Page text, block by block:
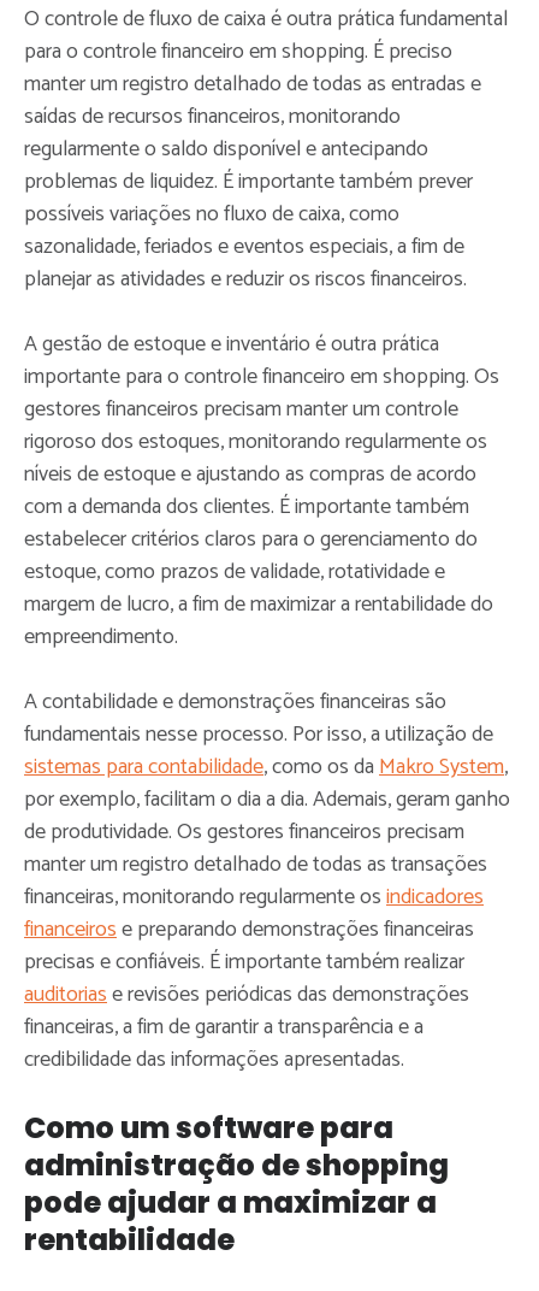
O controle de fluxo de caixa é outra prática fundamental
para o controle financeiro em shopping. É preciso
manter um registro detalhado de todas as entradas e
saídas de recursos financeiros, monitorando
regularmente o saldo disponível e antecipando
problemas de liquidez. É importante também prever
possíveis variações no fluxo de caixa, como
sazonalidade, feriados e eventos especiais, a fim de
planejar as atividades e reduzir os riscos financeiros.
A gestão de estoque e inventário é outra prática
importante para o controle financeiro em shopping. Os
gestores financeiros precisam manter um controle
rigoroso dos estoques, monitorando regularmente os
níveis de estoque e ajustando as compras de acordo
com a demanda dos clientes. É importante também
estabelecer critérios claros para o gerenciamento do
estoque, como prazos de validade, rotatividade e
margem de lucro, a fim de maximizar a rentabilidade do
empreendimento.
A contabilidade e demonstrações financeiras são
fundamentais nesse processo. Por isso, a utilização de
sistemas para contabilidade, como os daMakro System,
por exemplo, facilitam o dia a dia. Ademais, geram ganho
de produtividade. Os gestores financeiros precisam
manter um registro detalhado de todas as transações
financeiras, monitorando regularmente osindicadores
financeirose preparando demonstrações financeiras
precisas e confiáveis. É importante também realizar
auditoriase revisões periódicas das demonstrações
financeiras, a fim de garantir a transparência e a
credibilidade das informações apresentadas.
Como um software para
administração de shopping
pode ajudar a maximizar a
rentabilidade